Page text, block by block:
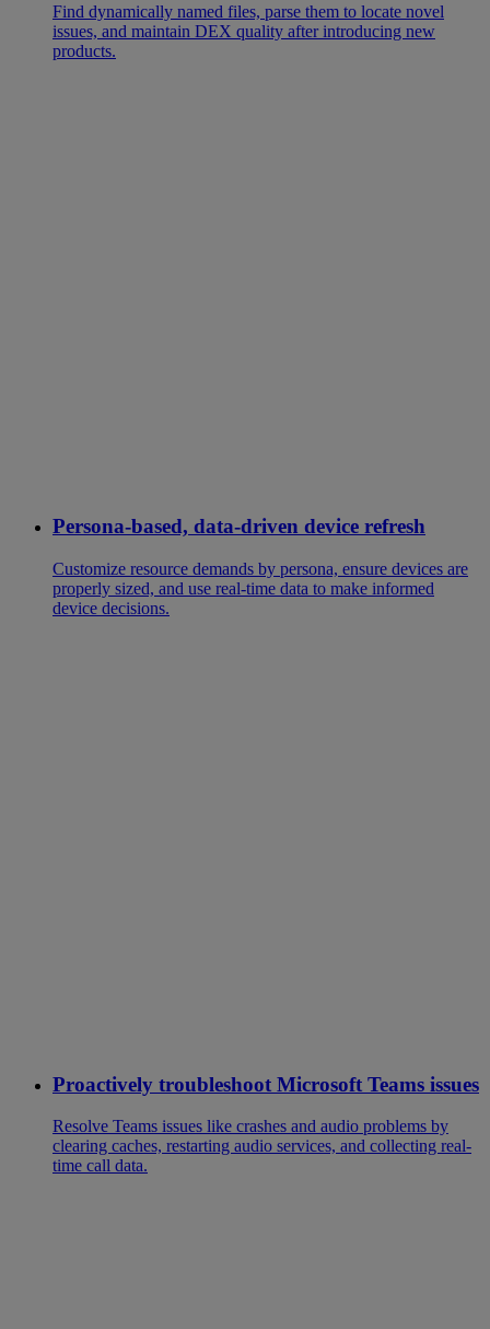
Find dynamically named files, parse them to locate novel
issues, and maintain DEX quality after introducing new
products.
Persona-based, data-driven device refresh
Customize resource demands by persona, ensure devices are
properly sized, and use real-time data to make informed
device decisions.
Proactively troubleshoot Microsoft Teams issues
Resolve Teams issues like crashes and audio problems by
clearing caches, restarting audio services, and collecting real-
time call data.